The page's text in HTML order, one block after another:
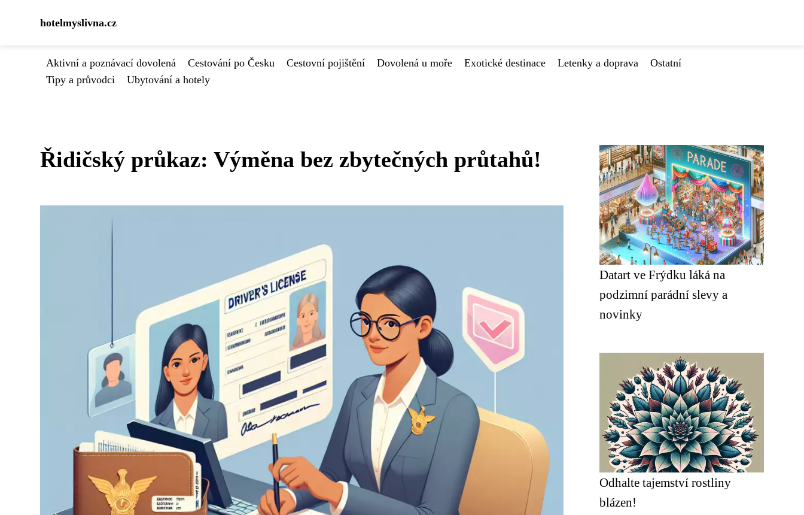
hotelmyslivna.cz
Aktivní a poznávací dovolená Cestování po Česku Cestovní pojištění Dovolená u moře Exotické destinace Letenky a doprava
Ostatní
Tipy a průvodci
Ubytování a hotely
Řidičský průkaz: Výměna bez zbytečných průtahů!
Datart ve Frýdku láká na
podzimní parádní slevy a
novinky
Odhalte tajemství rostliny
blázen!